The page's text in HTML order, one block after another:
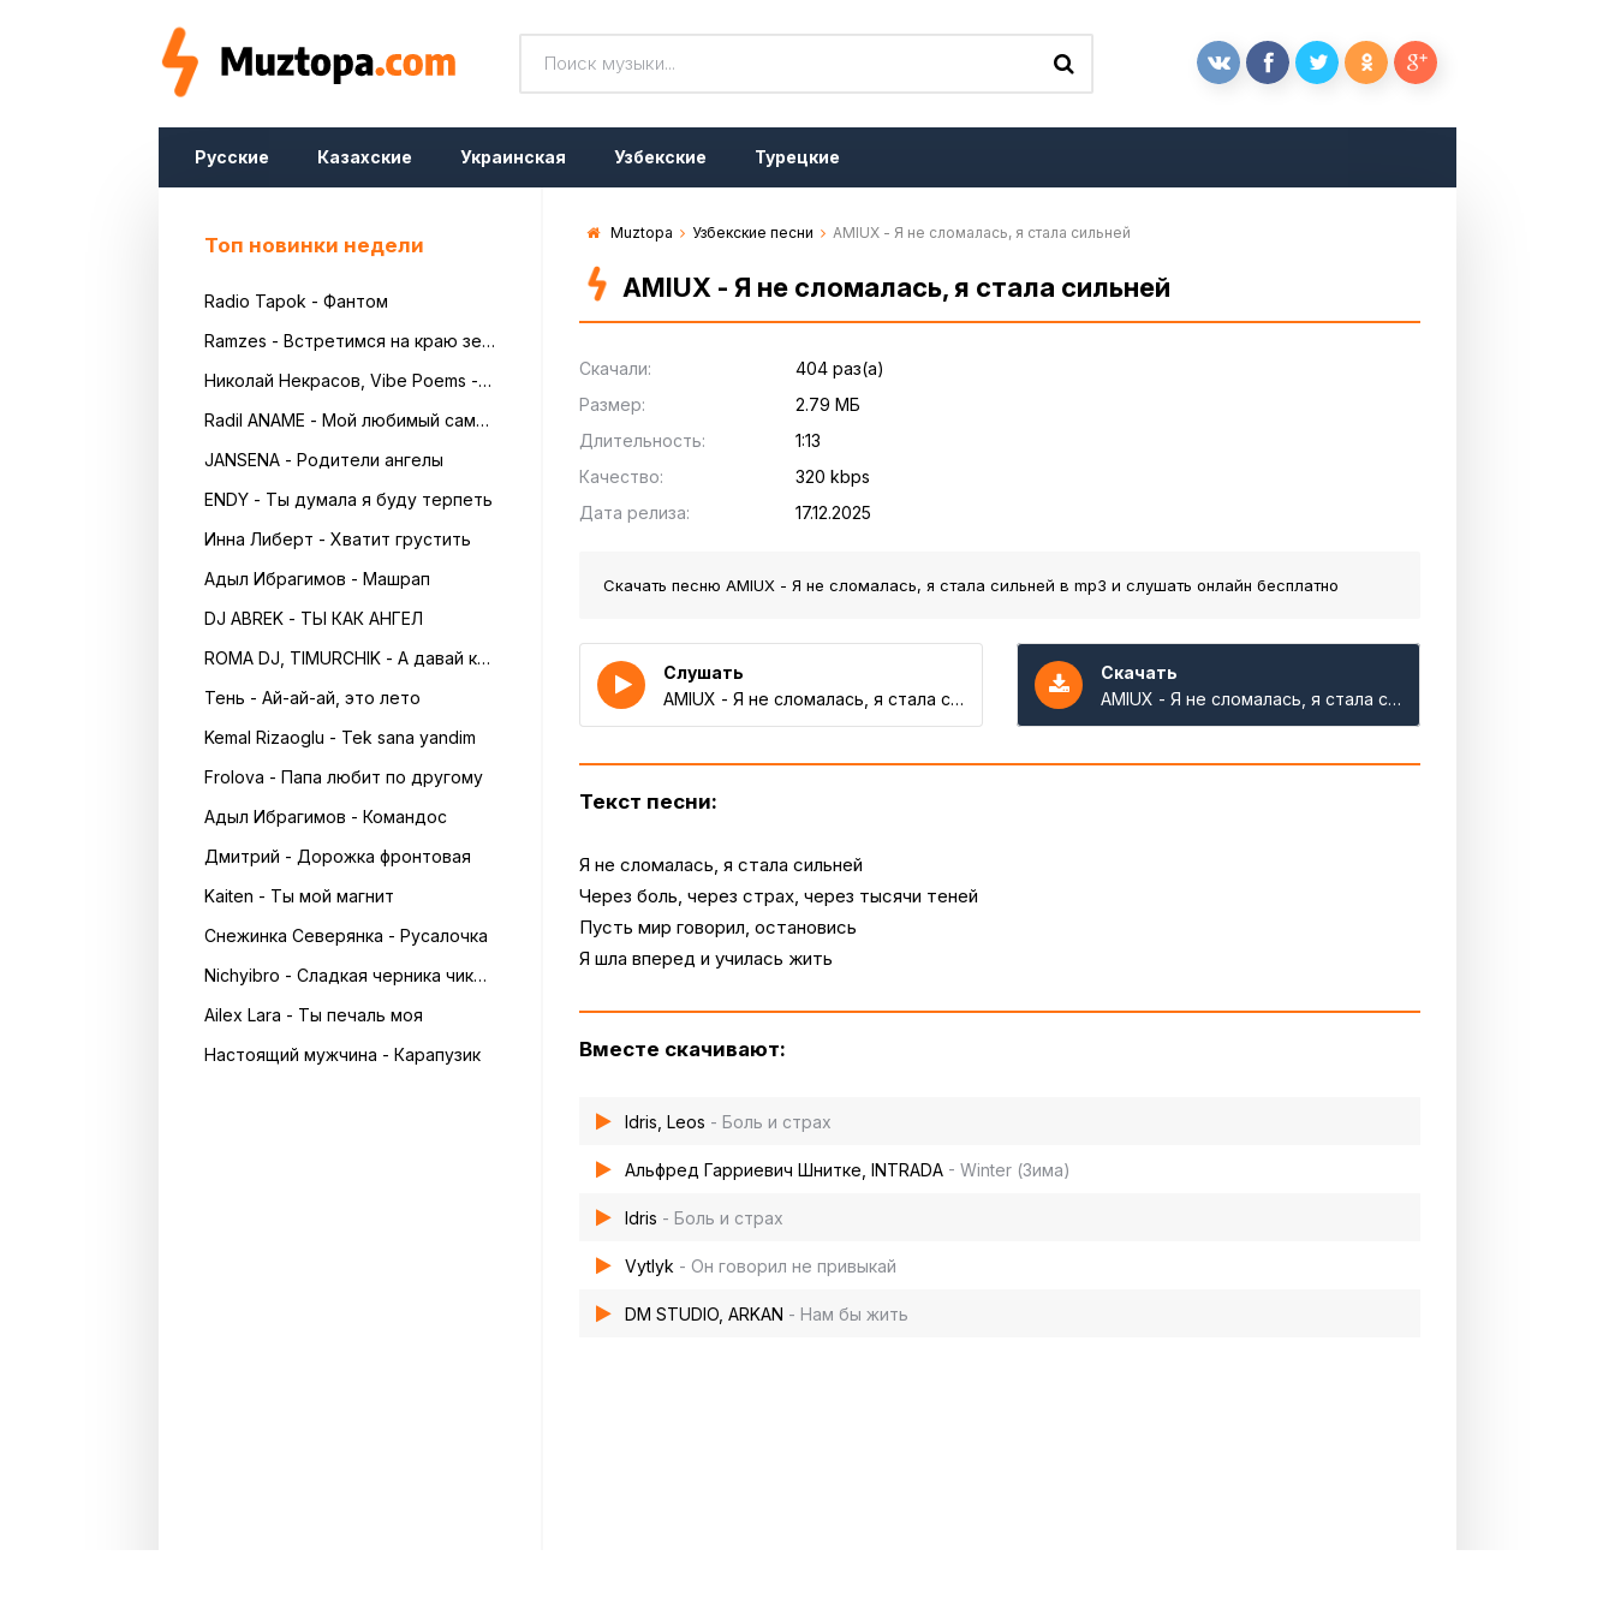
Русские Казахские Украинская Узбекские Турецкие
Топ новинки недели
Radio Tapok - Фантом
Ramzes - Встретимся на краю земли
Николай Некрасов, Vibe Poems - Русь
Radil ANAME - Мой любимый самый красивый
JANSENA - Родители ангелы
ENDY - Ты думала я буду терпеть
Инна Либерт - Хватит грустить
Адыл Ибрагимов - Машрап
DJ ABREK - ТЫ КАК АНГЕЛ
ROMA DJ, TIMURCHIK - А давай кружитись в танці
Тень - Ай-ай-ай, это лето
Kemal Rizaoglu - Tek sana yandim
Frolova - Папа любит по другому
Адыл Ибрагимов - Командос
Дмитрий - Дорожка фронтовая
Kaiten - Ты мой магнит
Снежинка Северянка - Русалочка
Nichyibro - Сладкая черника чика чика
Ailex Lara - Ты печаль моя
Настоящий мужчина - Карапузик
Muztopa Узбекские песни AMIUX - Я не сломалась, я стала сильней
AMIUX - Я не сломалась, я стала сильней
Скачали:
404 раз(а)
Размер:
2.79 МБ
Длительность:
1:13
Качество:
320 kbps
Дата релиза:
17.12.2025
Скачать песню AMIUX - Я не сломалась, я стала сильней в mp3 и слушать онлайн бесплатно
Слушать
AMIUX - Я не сломалась, я стала сильней
Скачать
AMIUX - Я не сломалась, я стала сильней
Текст песни:
Я не сломалась, я стала сильней
Через боль, через страх, через тысячи теней
Пусть мир говорил, остановись
Я шла вперед и училась жить
Вместе скачивают:
Idris, Leos - Боль и страх
Альфред Гарриевич Шнитке, INTRADA - Winter (Зима)
Idris - Боль и страх
Vytlyk - Он говорил не привыкай
DM STUDIO, ARKAN - Нам бы жить